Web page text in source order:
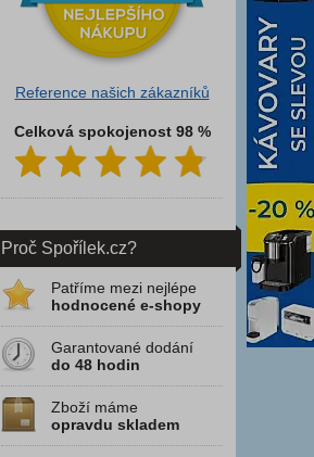
Reference našich zákazníků
Celková spokojenost 98 %
Proč Spořílek.cz?
Patříme mezi nejlépe
hodnocené e-shopy
Garantované dodání
do 48 hodin
Zboží máme
opravdu skladem